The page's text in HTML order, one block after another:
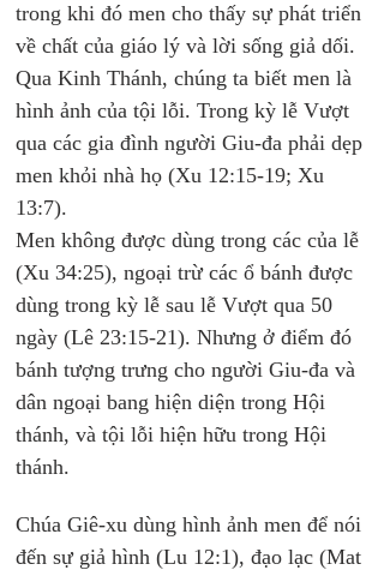
trong khi đó men cho thấy sự phát triển
về chất của giáo lý và lời sống giả dối.
Qua Kinh Thánh, chúng ta biết men là
hình ảnh của tội lỗi. Trong kỳ lễ Vượt
qua các gia đình người Giu-đa phải dẹp
men khỏi nhà họ (Xu 12:15-19; Xu
13:7).
Men không được dùng trong các của lễ
(Xu 34:25), ngoại trừ các ổ bánh được
dùng trong kỳ lễ sau lễ Vượt qua 50
ngày (Lê 23:15-21). Nhưng ở điểm đó
bánh tượng trưng cho người Giu-đa và
dân ngoại bang hiện diện trong Hội
thánh, và tội lỗi hiện hữu trong Hội
thánh.
Chúa Giê-xu dùng hình ảnh men để nói
đến sự giả hình (Lu 12:1), đạo lạc (Mat